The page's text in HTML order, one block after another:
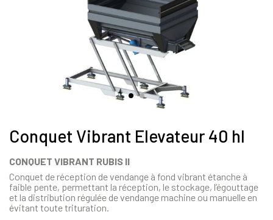
Conquet Vibrant Elevateur 40 hl
CONQUET VIBRANT RUBIS II
Conquet de réception de vendange à fond vibrant étanche à
faible pente, permettant la réception, le stockage, l’égouttage
et la distribution régulée de vendange machine ou manuelle en
évitant toute trituration.